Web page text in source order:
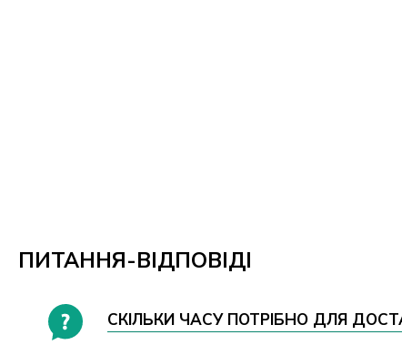
ПИТАННЯ-ВІДПОВІДІ
СКІЛЬКИ ЧАСУ ПОТРІБНО ДЛЯ